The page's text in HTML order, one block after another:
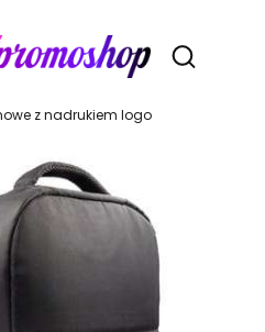
Otwórz
z nadrukiem logo